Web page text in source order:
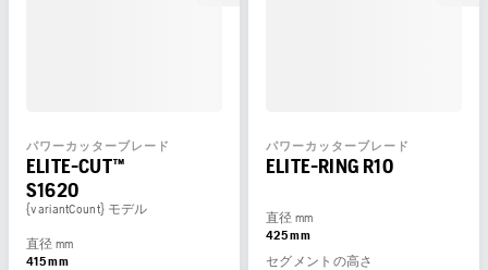
パワーカッターブレード
ELITE-CUT™
S1620
{variantCount} モデル
直径 mm
415 mm
パワーカッターブレード
ELITE-RING R10
直径 mm
425 mm
セグメントの高さ